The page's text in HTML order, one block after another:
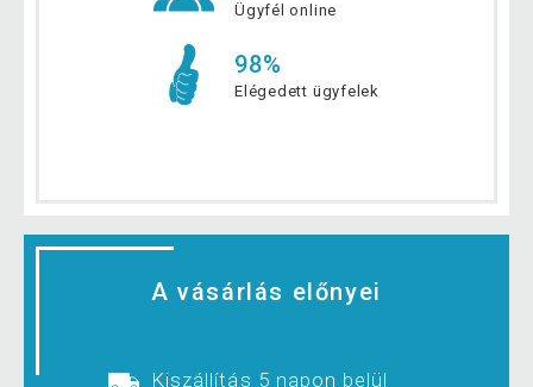
Ügyfél online
98%
Elégedett ügyfelek
A vásárlás előnyei
Kiszállítás 5 napon belül